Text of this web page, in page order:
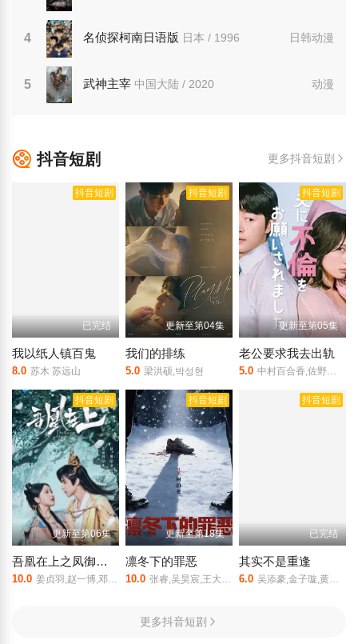
4 日韩动漫
名侦探柯南日语版 日本 / 1996
5 动漫
武神主宰 中国大陆 / 2020
抖音短剧 更多抖音短剧
抖音短剧
已完结
我以纸人镇百鬼
8.0 苏木 苏远山
抖音短剧
更新至第04集
我们的排练
5.0 梁洪硕,박성현
抖音短剧
更新至第05集
老公要求我去出轨
5.0 中村百合香,佐野玲於,山野海,叶山奖之,滨津隆之,桥本美敦子,横野堇
抖音短剧
更新至第06集
吾凰在上之凤御四方
10.0 姜贞羽,赵一博,邓孝慈,郝熠然,林亚冬,祖怀,侯明炫,郑千亦,杜煜
抖音短剧
更新至第18集
凛冬下的罪恶
10.0 张睿,吴昊宸,王大奇,孙之鸿,洪冰瑶,肖涵,嘉泽,李蒲赫,左腾云,何磊,王心嫚,李繁,苏宥辰,刘佳萌,洪爽,刘亭希,窦新豪,刘伟峰,刘朔豪,徐章
抖音短剧
已完结
其实不是重逢
6.0 吴添豪,金子璇,黄圣依,王欣政,刘允儿,任运杰,刘佳烨,刘思维
更多抖音短剧